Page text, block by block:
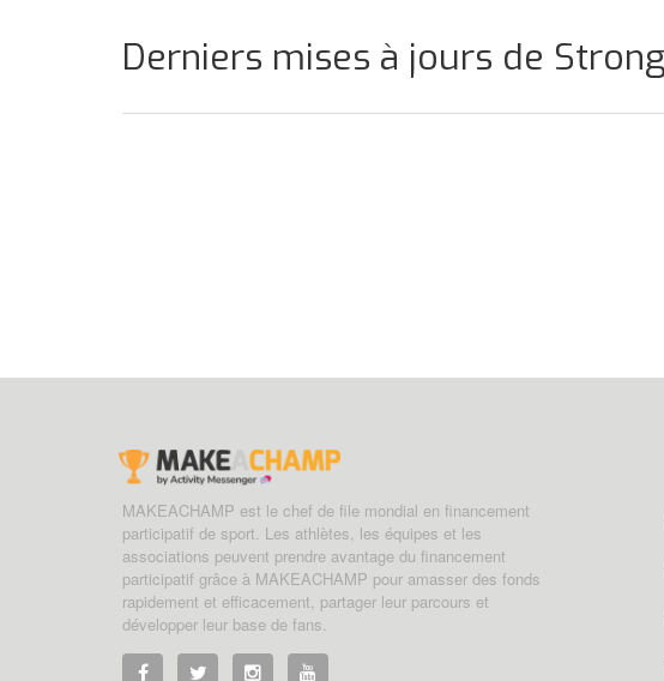
Derniers mises à jours de
MAKEACHAMP est le chef de file mondial en financement
participatif de sport. Les athlètes, les équipes et les
associations peuvent prendre avantage du financement
participatif grâce à MAKEACHAMP pour amasser des fonds
rapidement et efficacement, partager leur parcours et
développer leur base de fans.